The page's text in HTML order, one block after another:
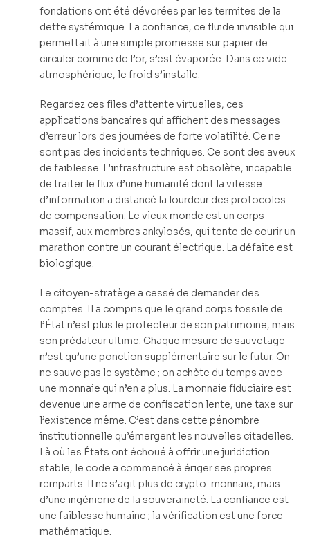
fondations ont été dévorées par les termites de la
dette systémique. La confiance, ce fluide invisible qui
permettait à une simple promesse sur papier de
circuler comme de l’or, s’est évaporée. Dans ce vide
atmosphérique, le froid s’installe.
Regardez ces files d’attente virtuelles, ces
applications bancaires qui affichent des messages
d’erreur lors des journées de forte volatilité. Ce ne
sont pas des incidents techniques. Ce sont des aveux
de faiblesse. L’infrastructure est obsolète, incapable
de traiter le flux d’une humanité dont la vitesse
d’information a distancé la lourdeur des protocoles
de compensation. Le vieux monde est un corps
massif, aux membres ankylosés, qui tente de courir un
marathon contre un courant électrique. La défaite est
biologique.
Le citoyen-stratège a cessé de demander des
comptes. Il a compris que le grand corps fossile de
l’État n’est plus le protecteur de son patrimoine, mais
son prédateur ultime. Chaque mesure de sauvetage
n’est qu’une ponction supplémentaire sur le futur. On
ne sauve pas le système ; on achète du temps avec
une monnaie qui n’en a plus. La monnaie fiduciaire est
devenue une arme de confiscation lente, une taxe sur
l’existence même. C’est dans cette pénombre
institutionnelle qu’émergent les nouvelles citadelles.
Là où les États ont échoué à offrir une juridiction
stable, le code a commencé à ériger ses propres
remparts. Il ne s’agit plus de crypto-monnaie, mais
d’une ingénierie de la souveraineté. La confiance est
une faiblesse humaine ; la vérification est une force
mathématique.